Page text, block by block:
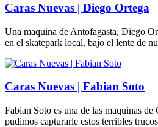
Caras Nuevas | Diego Ortega
Una maquina de Antofagasta, Diego
en el skatepark local, bajo el lente de
Caras Nuevas | Fabian Soto
Fabian Soto es una de las maquinas
pudimos capturarle estos terribles